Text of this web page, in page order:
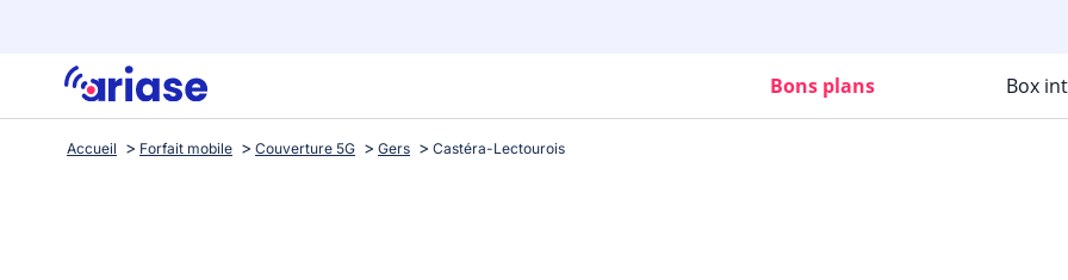
Bons plans Box
Accueil Forfait mobile Couverture 5G Gers Castéra-Lectourois